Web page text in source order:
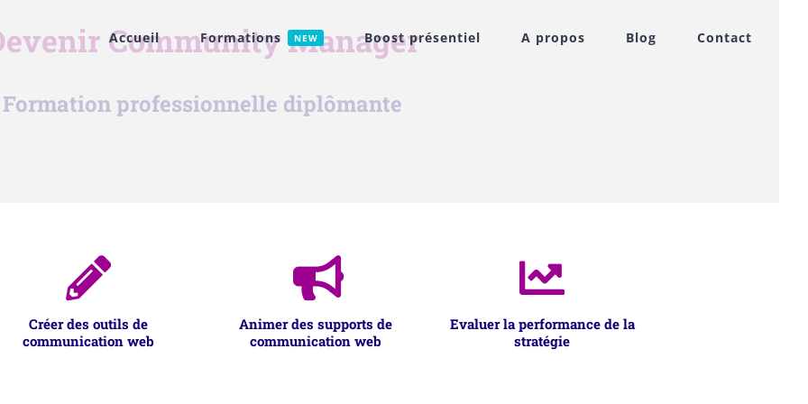
Accueil Formations NEW Boost présentiel A propos Blog Contact
Community Manager
Formation professionnelle diplômante
Créer des outils de
communication web
Animer des supports de
communication web
Evaluer la performance de la
stratégie